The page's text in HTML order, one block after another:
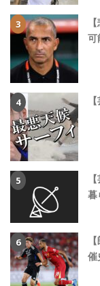
可
暮
催